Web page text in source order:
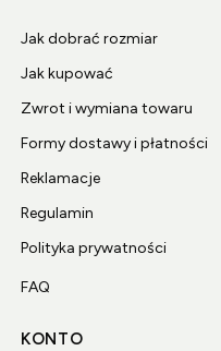
Jak dobrać rozmiar
Jak kupować
Zwrot i wymiana towaru
Formy dostawy i płatności
Reklamacje
Regulamin
Polityka prywatności
FAQ
KONTO